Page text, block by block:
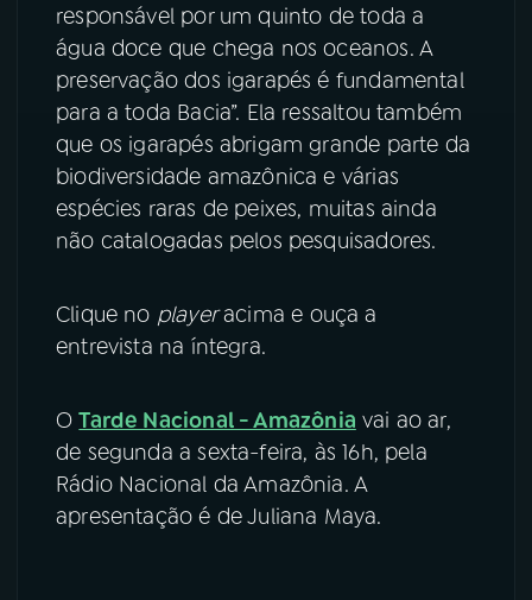
responsável por um quinto de toda a
água doce que chega nos oceanos. A
preservação dos igarapés é fundamental
para a toda Bacia”. Ela ressaltou também
que os igarapés abrigam grande parte da
biodiversidade amazônica e várias
espécies raras de peixes, muitas ainda
não catalogadas pelos pesquisadores.
Clique no playeracima e ouça a
entrevista na íntegra.
OTarde Nacional - Amazônia vai ao ar,
de segunda a sexta-feira, às 16h, pela
Rádio Nacional da Amazônia. A
apresentação é de Juliana Maya.